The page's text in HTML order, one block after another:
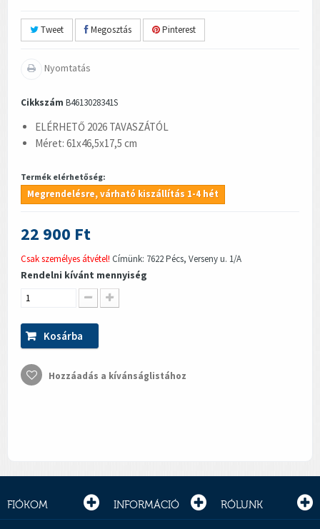
Tweet Megosztás Pinterest
Nyomtatás
Cikkszám B4613028341S
ELÉRHETŐ 2026 TAVASZÁTÓL
Méret: 61x46,5x17,5 cm
Termék elérhetőség:
Megrendelésre, várható kiszállítás 1-4 hét
22 900 Ft
Csak személyes átvétel! Címünk: 7622 Pécs, Verseny u. 1/A
Rendelni kívánt mennyiség
Kosárba
Hozzáadás a kívánságlistához
FIÓKOM INFORMÁCIÓ RÓLUNK